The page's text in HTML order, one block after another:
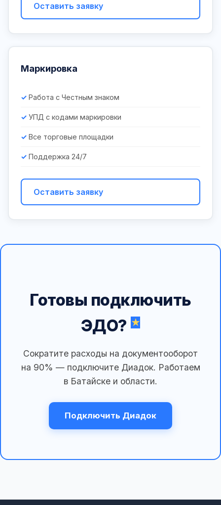
Оставить заявку
Маркировка
Работа с Честным знаком
УПД с кодами маркировки
Все торговые площадки
Поддержка 24/7
Оставить заявку
Готовы подключить
ЭДО?
Сократите расходы на документооборот
на 90% — подключите Диадок. Работаем
в Батайске и области.
Подключить Диадок